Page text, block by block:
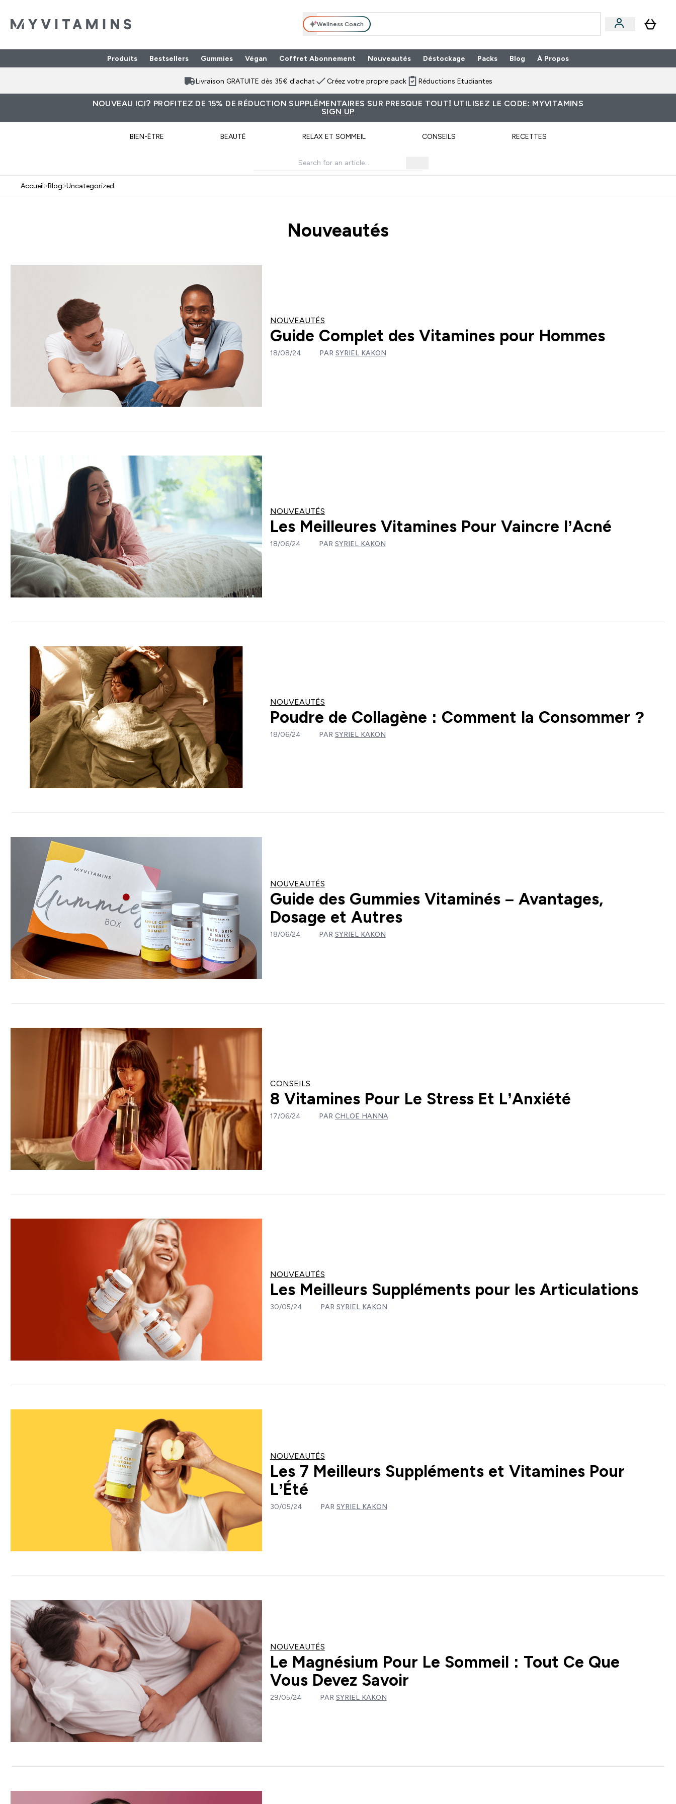
Wellness Coach
Produits Enter Produits submenu
Bestsellers Gummies Végan Coffret Abonnement Nouveautés Déstockage Packs Enter Packs submenu
Blog À Propos
Livraison GRATUITE dès 35€ d'achat Créez votre propre pack Réductions Etudiantes
NOUVEAU ICI? PROFITEZ DE 15% DE RÉDUCTION SUPPLÉMENTAIRES SUR PRESQUE TOUT! UTILISEZ LE CODE: MYVITAMINS
SIGN UP
BIEN-ÊTRE BEAUTÉ RELAX ET SOMMEIL CONSEILS RECETTES
Accueil>Blog>Uncategorized
Nouveautés
NOUVEAUTÉS
Guide Complet des Vitamines pour Hommes
18/08/24 PAR SYRIEL KAKON
NOUVEAUTÉS
Les Meilleures Vitamines Pour Vaincre l’Acné
18/06/24 PAR SYRIEL KAKON
NOUVEAUTÉS
Poudre de Collagène : Comment la Consommer ?
18/06/24 PAR SYRIEL KAKON
NOUVEAUTÉS
Guide des Gummies Vitaminés – Avantages,
Dosage et Autres
18/06/24 PAR SYRIEL KAKON
CONSEILS
8 Vitamines Pour Le Stress Et L’Anxiété
17/06/24 PAR CHLOE HANNA
NOUVEAUTÉS
Les Meilleurs Suppléments pour les Articulations
30/05/24 PAR SYRIEL KAKON
NOUVEAUTÉS
Les 7 Meilleurs Suppléments et Vitamines Pour
L’Été
30/05/24 PAR SYRIEL KAKON
NOUVEAUTÉS
Le Magnésium Pour Le Sommeil : Tout Ce Que
Vous Devez Savoir
29/05/24 PAR SYRIEL KAKON